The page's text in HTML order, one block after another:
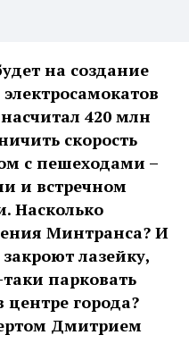
на создание
420 млн
скорость
с пешеходами –
и встречном
Насколько
Минтранса? И
лазейку,
парковать
города?
Дмитрием